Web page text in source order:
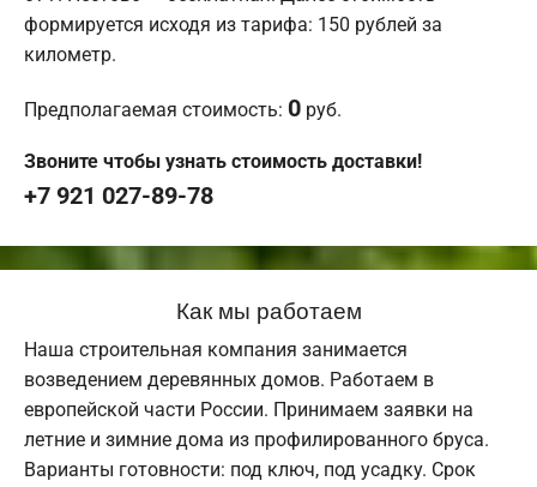
формируется исходя из тарифа: 150 рублей за
километр.
Предполагаемая стоимость: 0 руб.
Звоните чтобы узнать стоимость доставки!
+7 921 027-89-78
Как мы работаем
Наша строительная компания занимается
возведением деревянных домов. Работаем в
европейской части России. Принимаем заявки на
летние и зимние дома из профилированного бруса.
Варианты готовности: под ключ, под усадку. Срок